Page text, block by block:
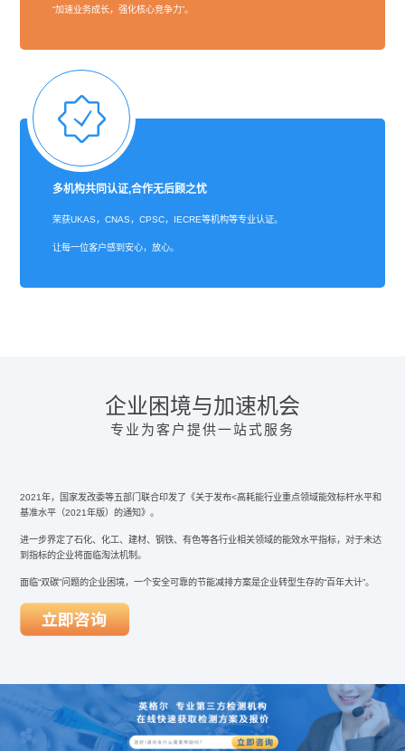
“加速业务成长，强化核心竞争力”。
多机构共同认证,合作无后顾之忧
荣获UKAS，CNAS，CPSC，IECRE等机构等专业认证。
让每一位客户感到安心，放心。
企业困境与加速机会
专业为客户提供一站式服务
2021年，国家发改委等五部门联合印发了《关于发布<高耗能行业重点领域能效标杆水平和
基准水平（2021年版）的通知》。
进一步界定了石化、化工、建材、钢铁、有色等各行业相关领域的能效水平指标，对于未达
到指标的企业将面临淘汰机制。
面临“双碳”问题的企业困境，一个安全可靠的节能减排方案是企业转型生存的“百年大计”。